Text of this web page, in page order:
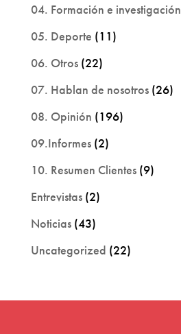
04. Formación e investigación
05. Deporte (11)
06. Otros(22)
07. Hablan de nosotros(26)
08. Opinión (196)
09.Informes(2)
10. Resumen Clientes(9)
Entrevistas(2)
Noticias(43)
Uncategorized (22)